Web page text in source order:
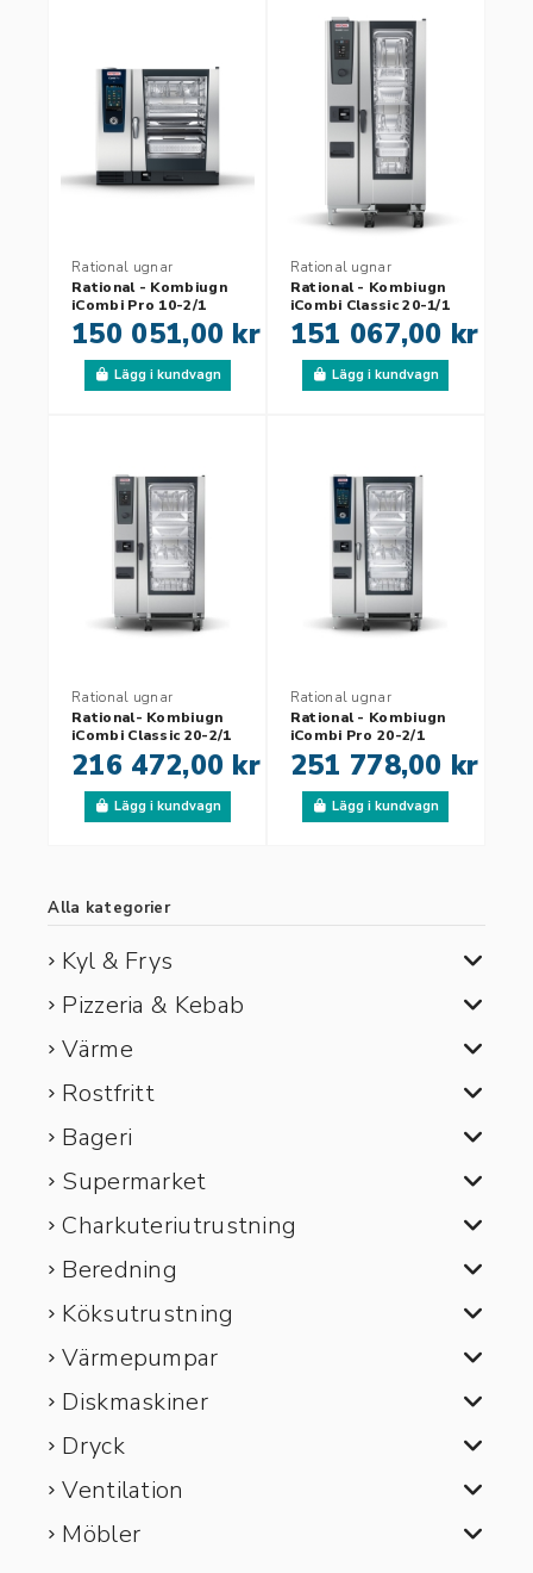
Rational ugnar
Rational - Kombiugn
iCombi Pro 10-2/1
150 051,00 kr
Lägg i kundvagn
Rational ugnar
Rational - Kombiugn
iCombi Classic 20-1/1
151 067,00 kr
Lägg i kundvagn
Rational ugnar
Rational- Kombiugn
iCombi Classic 20-2/1
216 472,00 kr
Lägg i kundvagn
Rational ugnar
Rational - Kombiugn
iCombi Pro 20-2/1
251 778,00 kr
Lägg i kundvagn
Alla kategorier
Kyl & Frys
Pizzeria & Kebab
Värme
Rostfritt
Bageri
Supermarket
Charkuteriutrustning
Beredning
Köksutrustning
Värmepumpar
Diskmaskiner
Dryck
Ventilation
Möbler